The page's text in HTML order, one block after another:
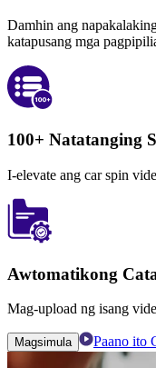
Damhin ang
katapusang mga
100+ Natatanging
I-elevate ang car spin
Awtomatikong
Mag-upload ng isang
Magsimula Paano ito